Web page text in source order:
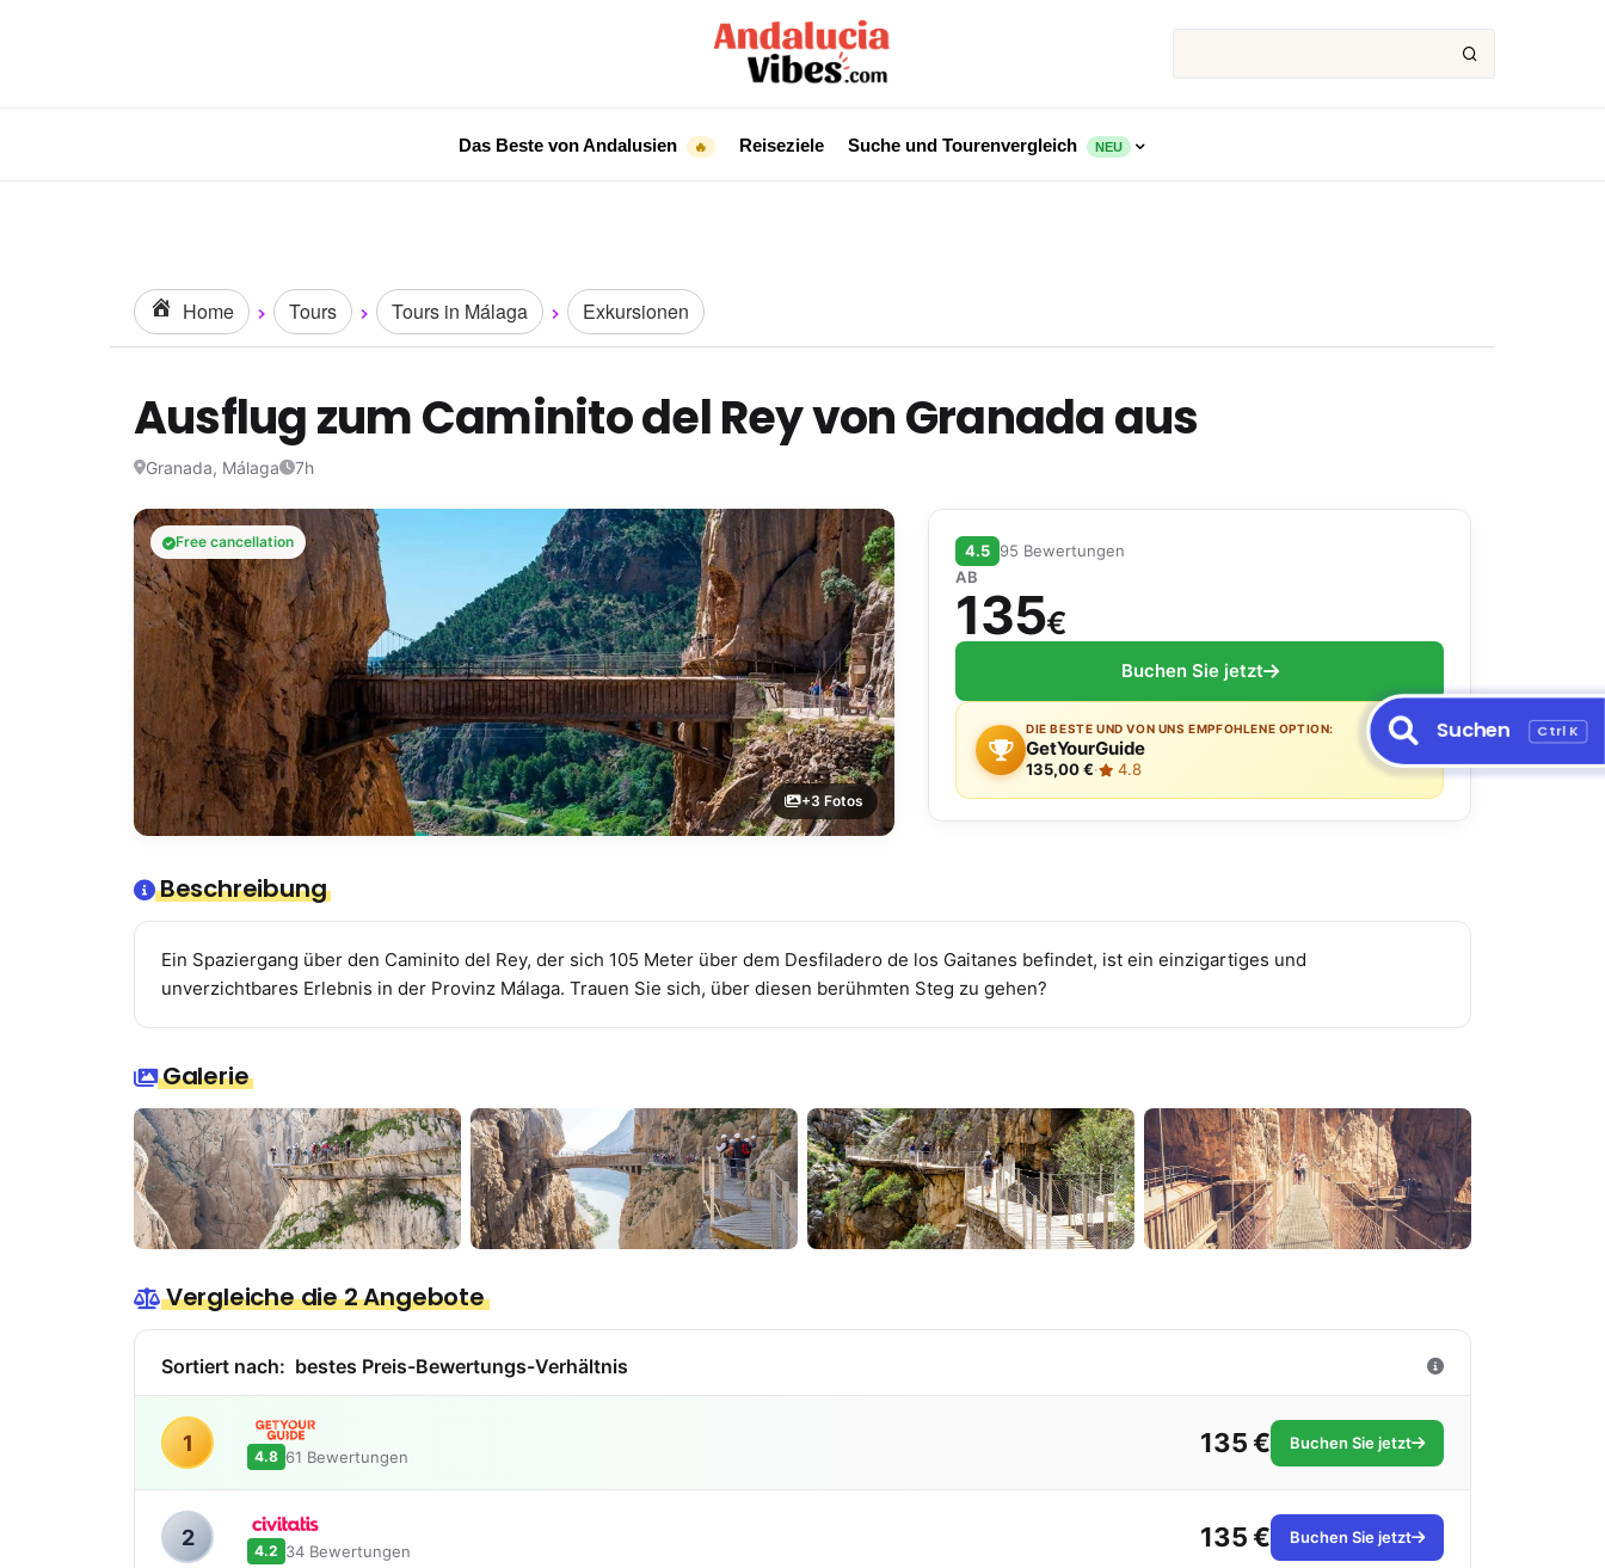
Das Beste von Andalusien 🔥 Reiseziele Suche und Tourenvergleich NEU
Home Tours Tours in Málaga Exkursionen
Ausflug zum Caminito del Rey von Granada aus
Granada, Málaga 7h
Free cancellation
+3 Fotos
4.5 95 Bewertungen
AB
135€
Buchen Sie jetzt
DIE BESTE UND VON UNS EMPFOHLENE OPTION:
GetYourGuide
135,00 €· 4.8
Beschreibung
Ein Spaziergang über den Caminito del Rey, der sich 105 Meter über dem Desfiladero de los Gaitanes befindet, ist ein einzigartiges und
unverzichtbares Erlebnis in der Provinz Málaga. Trauen Sie sich, über diesen berühmten Steg zu gehen?
Galerie
Vergleiche die 2 Angebote
Sortiert nach: bestes Preis-Bewertungs-Verhältnis
1
4.8 61 Bewertungen 135 € Buchen Sie jetzt
2
4.2 34 Bewertungen 135 € Buchen Sie jetzt
Suchen Ctrl K